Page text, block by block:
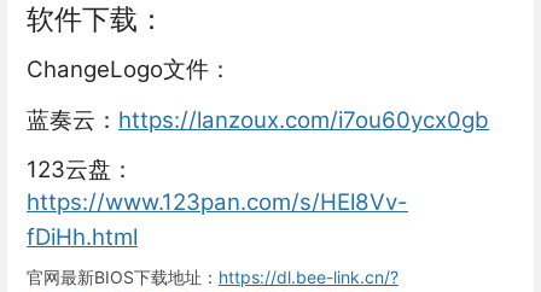
软件下载：
ChangeLogo文件：
蓝奏云： https://lanzoux.com/i7ou60ycx0gb
123云盘：
https://www.123pan.com/s/HEl8Vv-
fDiHh.html
官网最新BIOS下载地址： https://dl.bee-link.cn/?